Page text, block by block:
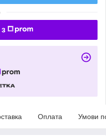
Оплата Умови